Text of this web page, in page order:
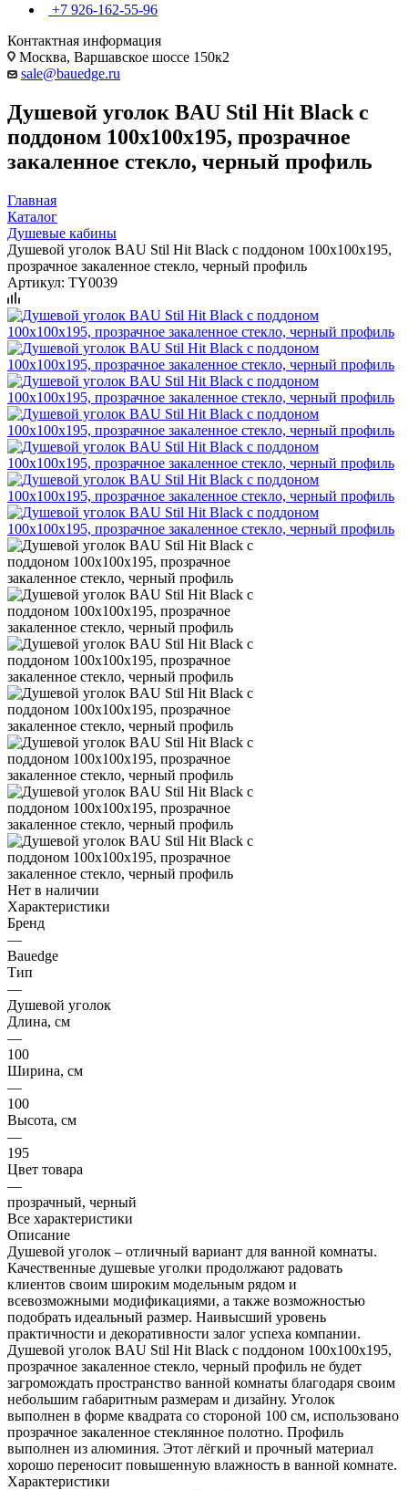
+7 926-162-55-96
Контактная информация
Москва, Варшавское шоссе 150к2
sale@bauedge.ru
Душевой уголок BAU Stil Hit Black с
поддоном 100x100х195, прозрачное
закаленное стекло, черный профиль
Главная
Каталог
Душевые кабины
Душевой уголок BAU Stil Hit Black с поддоном 100x100х195,
прозрачное закаленное стекло, черный профиль
Артикул: TY0039
Нет в наличии
Характеристики
Бренд
—
Bauedge
Тип
—
Душевой уголок
Длина, см
—
100
Ширина, см
—
100
Высота, см
—
195
Цвет товара
—
прозрачный, черный
Все характеристики
Описание
Душевой уголок – отличный вариант для ванной комнаты.
Качественные душевые уголки продолжают радовать
клиентов своим широким модельным рядом и
всевозможными модификациями, а также возможностью
подобрать идеальный размер. Наивысший уровень
практичности и декоративности залог успеха компании.
Душевой уголок BAU Stil Hit Black с поддоном 100x100х195,
прозрачное закаленное стекло, черный профиль не будет
загромождать пространство ванной комнаты благодаря своим
небольшим габаритным размерам и дизайну. Уголок
выполнен в форме квадрата со стороной 100 см, использовано
прозрачное закаленное стеклянное полотно. Профиль
выполнен из алюминия. Этот лёгкий и прочный материал
хорошо переносит повышенную влажность в ванной комнате.
Характеристики